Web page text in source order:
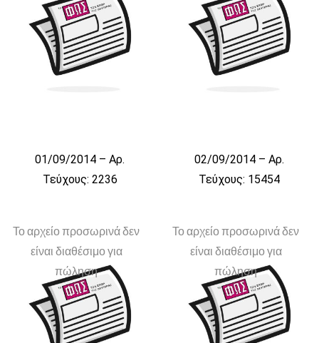
01/09/2014 – Αρ.
Τεύχους: 2236
02/09/2014 – Αρ.
Τεύχους: 15454
Το αρχείο προσωρινά δεν
είναι διαθέσιμο για
πώληση
Το αρχείο προσωρινά δεν
είναι διαθέσιμο για
πώληση